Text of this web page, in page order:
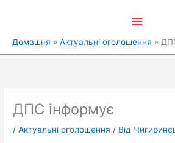
меню
Домашня Актуальні оголошення
ДПС інформує
/Актуальні оголошення / Від